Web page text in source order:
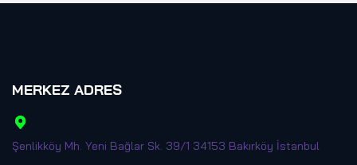
MERKEZ ADRES
Şenlikköy Mh. Yeni Bağlar Sk. 39/1 34153 Bakırköy İstanbul